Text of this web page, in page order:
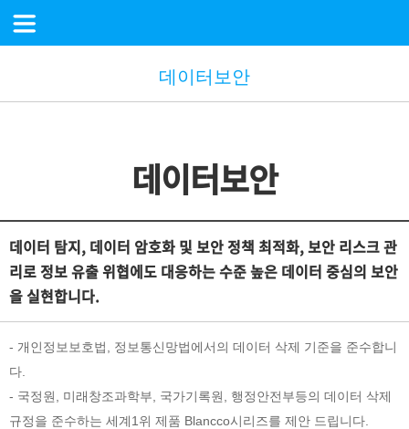
데이터보안
데이터보안
데이터 탐지, 데이터 암호화 및 보안 정책 최적화, 보안 리스크 관
리로 정보 유출 위협에도 대응하는 수준 높은 데이터 중심의 보안
을 실현합니다.
- 개인정보보호법, 정보통신망법에서의 데이터 삭제 기준을 준수합니
다.
- 국정원, 미래창조과학부, 국가기록원, 행정안전부등의 데이터 삭제
규정을 준수하는 세계1위 제품 Blancco시리즈를 제안 드립니다.